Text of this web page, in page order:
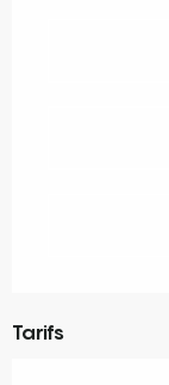
Tarifs